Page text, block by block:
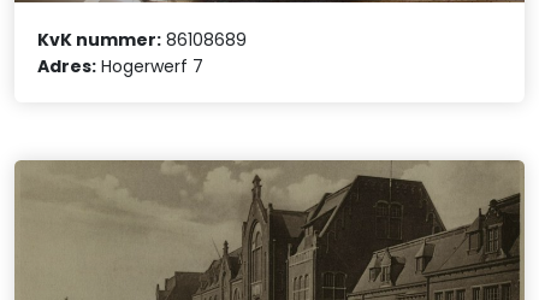
KvK nummer: 86108689
Adres: Hogerwerf 7